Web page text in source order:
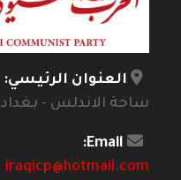
العنوان الرئيسي:
ساحة الاندلس - بغداد
Email:
iraqicp@hotmail.com